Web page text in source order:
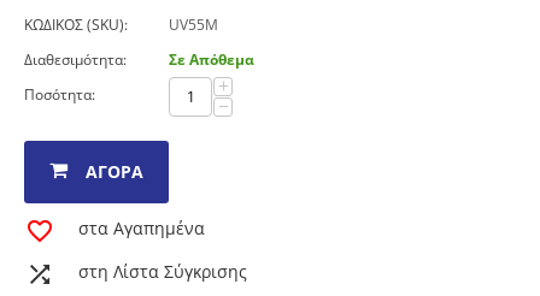
ΚΩΔΙΚΟΣ (SKU):
UV55M
Διαθεσιμότητα:
Σε Απόθεμα
Ποσότητα:
+
−
ΑΓΟΡΆ
στα Αγαπημένα
στη Λίστα Σύγκρισης